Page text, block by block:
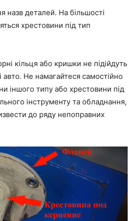
назв деталей. На більшості
хрестовини під тип
кільця або кришки не підійдуть
авто. Не намагайтеся самостійно
іншого типу або хрестовини під
інструменту та обладнання,
до ряду непоправних